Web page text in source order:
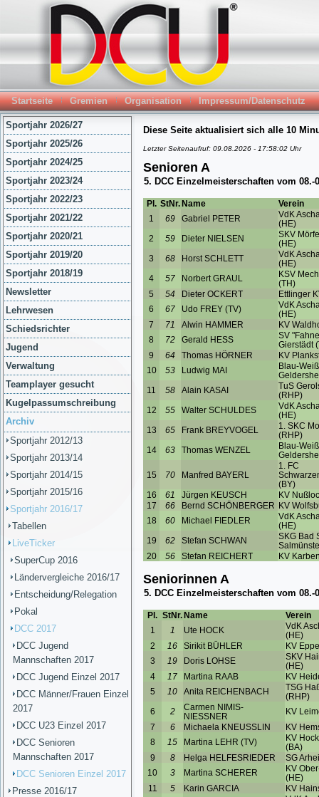
Startseite Gremien Organisation Impressum/Datenschutz
Sportjahr 2026/27
Sportjahr 2025/26
Sportjahr 2024/25
Sportjahr 2023/24
Sportjahr 2022/23
Sportjahr 2021/22
Sportjahr 2020/21
Sportjahr 2019/20
Sportjahr 2018/19
Newsletter
Lehrwesen
Schiedsrichter
Jugend
Verwaltung
Teamplayer gesucht
Kugelpassumschreibung
Archiv
Sportjahr 2012/13
Sportjahr 2013/14
Sportjahr 2014/15
Sportjahr 2015/16
Sportjahr 2016/17
Tabellen
LiveTicker
SuperCup 2016
Ländervergleiche 2016/17
Entscheidung/Relegation
Pokal
DCC 2017
DCC Jugend
Mannschaften 2017
DCC Jugend Einzel 2017
DCC Männer/Frauen Einzel
2017
DCC U23 Einzel 2017
DCC Senioren
Mannschaften 2017
DCC Senioren Einzel 2017
Presse 2016/17